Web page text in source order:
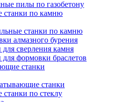
пилы по газобетону
станки по камню
станки по камню
алмазного бурения
сверления камня
формовки браслетов
станки
станки
по стеклу